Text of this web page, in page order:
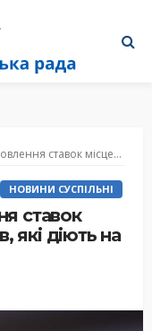
податків і зборів, які діють на 2023 рік
НОВИНИ СУСПІЛЬНІ
ставок
які діють на